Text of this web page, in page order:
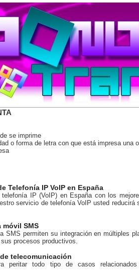
se imprime
o forma de letra con que está impresa una
Telefonía IP VoIP en España
IP (VoIP) en España con los
servicio de telefonía VoIP usted reducirá
móvil SMS
SMS permiten su integración en múltiples
procesos productivos.
telecomunicación
peritar todo tipo de casos